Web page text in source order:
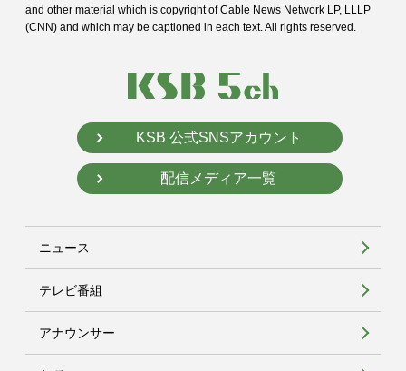
and other material which is copyright of Cable News Network LP, LLLP
(CNN) and which may be captioned in each text. All rights reserved.
KSB 公式SNSアカウント
配信メディア一覧
ニュース
テレビ番組
アナウンサー